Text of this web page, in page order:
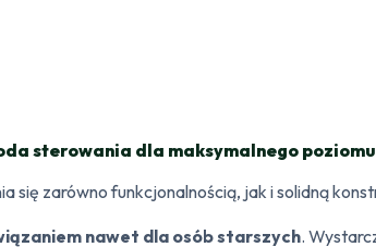
sterowania dla maksymalnego
się zarówno funkcjonalnością, jak i solidną
nawet dla osób starszych.